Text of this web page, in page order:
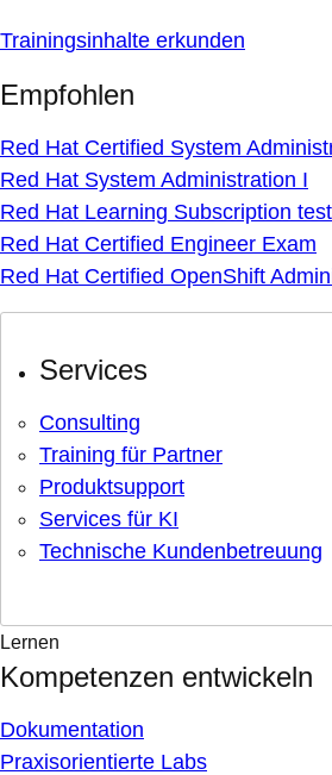
Trainingsinhalte erkunden
Empfohlen
Red Hat Certified System
Red Hat System Administration I
Red Hat Learning Subscription
Red Hat Certified Engineer Exam
Red Hat Certified OpenShift
Services
Consulting
Training für Partner
Produktsupport
Services für KI
Technische Kundenbetreuung
Lernen
Kompetenzen entwickeln
Dokumentation
Praxisorientierte Labs